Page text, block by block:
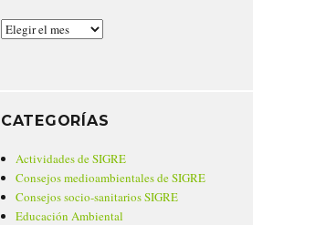
Archivos
CATEGORÍAS
Actividades de SIGRE
Consejos medioambientales de SIGRE
Consejos socio-sanitarios SIGRE
Educación Ambiental